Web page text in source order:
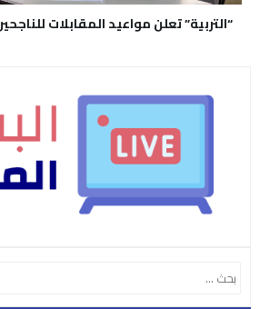
“التربية” تعلن مواعيد المقابلات